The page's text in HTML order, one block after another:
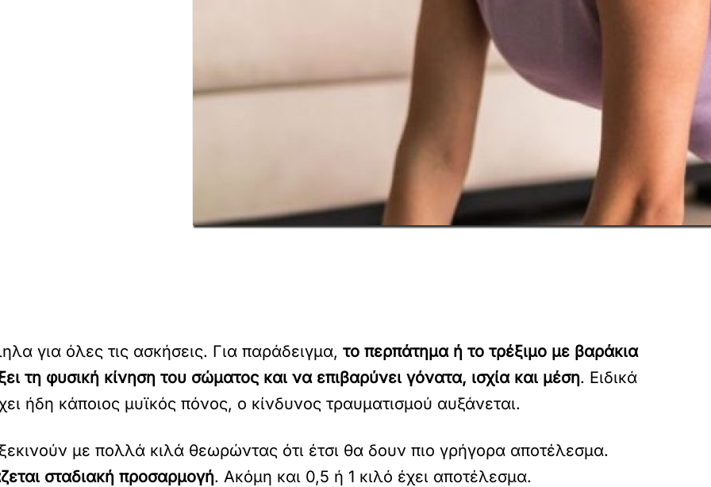
για όλες τις ασκήσεις. Για παράδειγμα, το περπάτημα ή το τρέξιμο με βαράκια
τη φυσική κίνηση του σώματος και να επιβαρύνει γόνατα, ισχία και μέση. Ειδικά
ήδη κάποιος μυϊκός πόνος, ο κίνδυνος τραυματισμού αυξάνεται.
με πολλά κιλά θεωρώντας ότι έτσι θα δουν πιο γρήγορα αποτέλεσμα.
σταδιακή προσαρμογή. Ακόμη και 0,5 ή 1 κιλό έχει αποτέλεσμα.